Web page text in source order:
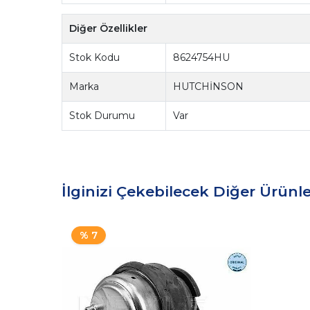
Diğer Özellikler
Stok Kodu 8624754HU
Marka HUTCHİNSON
Stok Durumu Var
İlginizi Çekebilecek Diğer
% 7